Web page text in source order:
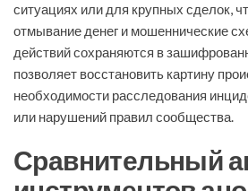
ситуациях или для крупных сделок,
отмывание денег и мошеннические
действий сохраняются в
позволяет восстановить картину
необходимости расследования
или нарушений правил сообщества.
Сравнительный